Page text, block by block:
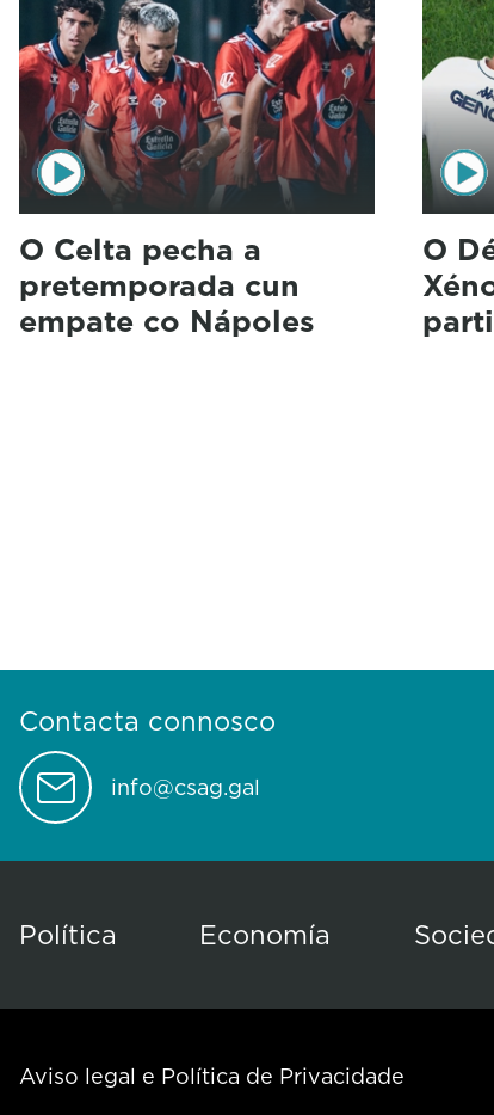
O Celta pecha a
pretemporada cun
empate co Nápoles
O
Contacta connosco
info@csag.gal
Política Economía
Aviso legal e Política de Privacidade